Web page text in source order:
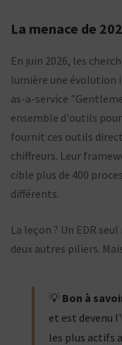
La menace de
En juin 2026, les
lumière une évolution
as-a-service
ensemble d'outils
fournit ces outils
chiffreurs. Leur
cible plus de 400
différents.
La leçon ? Un EDR
deux autres piliers.
💡 Bon à
et est devenu
les plus actifs